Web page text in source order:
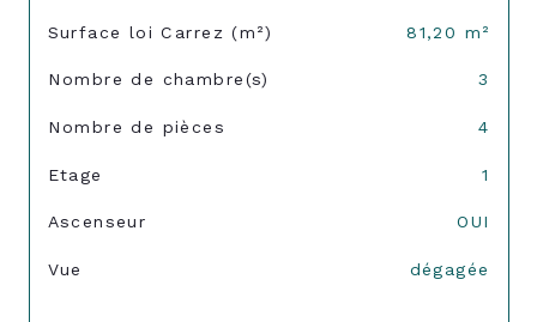
Surface loi Carrez (m²) 81,20 m²
Nombre de chambre(s) 3
Nombre de pièces 4
Etage 1
Ascenseur OUI
Vue dégagée